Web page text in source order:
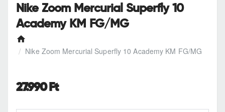
o
e
Nike Zoom Mercurial Superfly 10 Academy KM FG/MG
Nike Zoom Mercurial Superfly 10
Academy KM FG/MG
27.990 Ft